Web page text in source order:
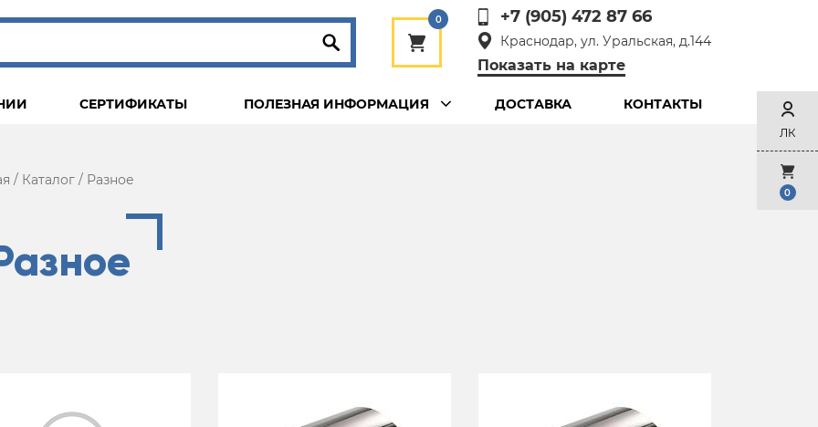
0 +7 (905) 472 87 66
Краснодар, ул. Уральская, д.144
Показать на карте
СЕРТИФИКАТЫ ПОЛЕЗНАЯ ИНФОРМАЦИЯ ДОСТАВКА КОНТАКТЫ
/ Каталог / Разное
ЛК
0